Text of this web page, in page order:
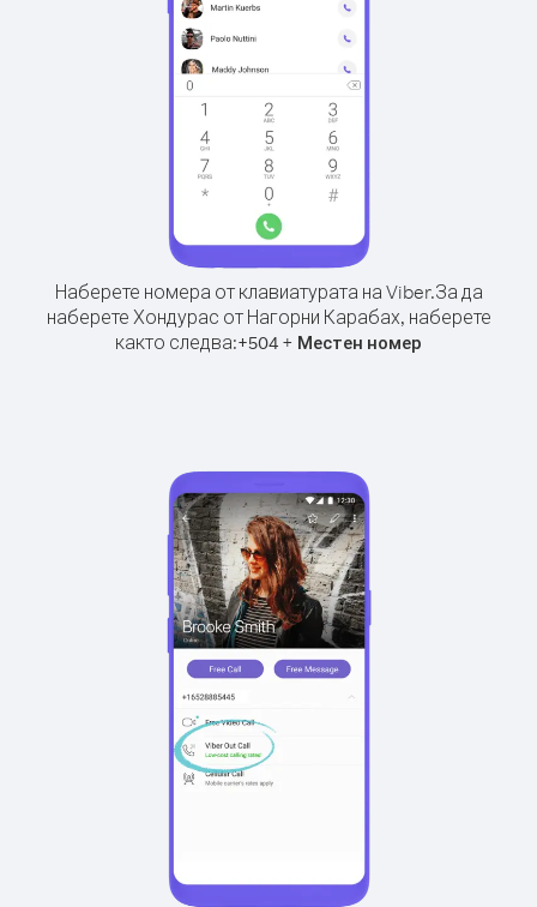
Наберете номера от клавиатурата на Viber.За да
наберете Хондурас от Нагорни Карабах, наберете
както следва:+504 + Местен номер